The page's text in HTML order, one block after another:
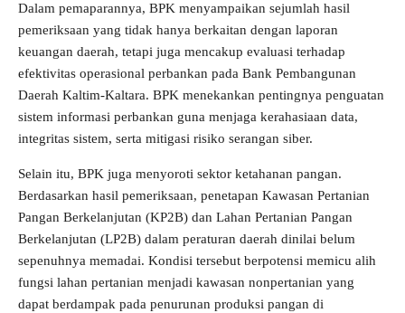
Dalam pemaparannya, BPK menyampaikan sejumlah hasil
pemeriksaan yang tidak hanya berkaitan dengan laporan
keuangan daerah, tetapi juga mencakup evaluasi terhadap
efektivitas operasional perbankan pada Bank Pembangunan
Daerah Kaltim-Kaltara. BPK menekankan pentingnya penguatan
sistem informasi perbankan guna menjaga kerahasiaan data,
integritas sistem, serta mitigasi risiko serangan siber.
Selain itu, BPK juga menyoroti sektor ketahanan pangan.
Berdasarkan hasil pemeriksaan, penetapan Kawasan Pertanian
Pangan Berkelanjutan (KP2B) dan Lahan Pertanian Pangan
Berkelanjutan (LP2B) dalam peraturan daerah dinilai belum
sepenuhnya memadai. Kondisi tersebut berpotensi memicu alih
fungsi lahan pertanian menjadi kawasan nonpertanian yang
dapat berdampak pada penurunan produksi pangan di